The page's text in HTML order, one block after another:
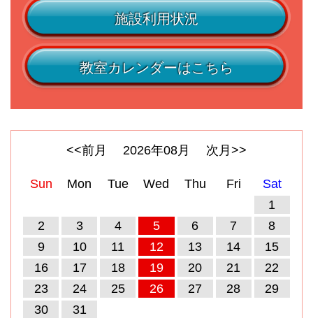
施設利用状況
教室カレンダーはこちら
<<前月 2026年08月 次月>>
Sun Mon Tue Wed Thu Fri
Sat
1
2
3 4 5 6 7
8
9
10 11 12 13 14
15
16
17 18 19 20 21
22
23
24 25 26 27 28
29
30
31